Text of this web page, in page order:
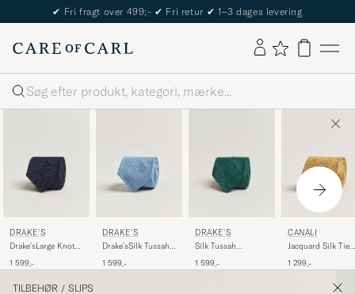
The Care of Carl Passport
Søg
DRAKE'S
Drake'sLarge Knot
Grenadine Silk
1 599,-
DRAKE'S
Drake'sSilk Tussah
Blue
1 599,-
DRAKE'S
Silk Tussah
Green
1 599,-
CANALI
Jacquard Silk Tie
1 299,-
TILBEHØR / SLIPS